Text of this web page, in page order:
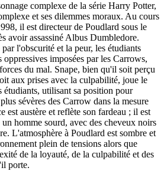
complexe de la série Harry Potter,
et ses dilemmes moraux. Au cours
il est directeur de Poudlard sous le
avoir assassiné Albus Dumbledore.
l'obscurité et la peur, les étudiants
imposées par les Carrows,
du mal. Snape, bien qu'il soit perçu
aux prises avec la culpabilité, joue le
étudiants, utilisant sa position pour
sévères des Carrow dans la mesure
est austère et reflète son fardeau ; il est
homme sourd, avec des cheveux noirs
L'atmosphère à Poudlard est sombre et
plein de tensions alors que
de la loyauté, de la culpabilité et des
porte.